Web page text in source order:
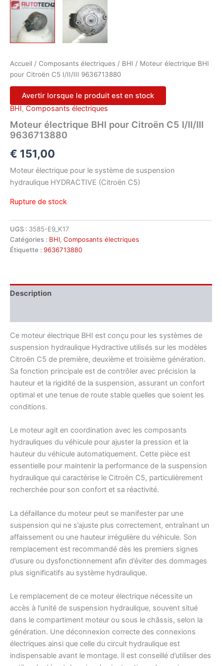
Accueil / Composants électriques / BHI / Moteur électrique BHI
pour Citroën C5 I/II/III 9636713880
Avertir lorsque le produit est en stock
BHI, Composants électriques
Moteur électrique BHI pour Citroën C5 I/II/III
9636713880
€ 151,00
Moteur électrique pour le système de suspension
hydraulique HYDRACTIVE (Citroën C5)
Rupture de stock
UGS : 3585-E9_K17
Catégories : BHI, Composants électriques
Étiquette : 9636713880
Description
Ce moteur électrique BHI est conçu pour les systèmes de
suspension hydraulique Hydractive utilisés sur les modèles
Citroën C5 de première, deuxième et troisième génération.
Sa fonction principale est de contrôler avec précision la
hauteur et la rigidité de la suspension, assurant un confort
optimal et une tenue de route stable quelles que soient les
conditions.
Le moteur agit en coordination avec les composants
hydrauliques du véhicule pour ajuster la pression et la
hauteur du véhicule automatiquement. Cette pièce est
essentielle pour maintenir la performance de la suspension
hydraulique qui caractérise le Citroën C5, particulièrement
recherchée pour son confort et sa réactivité.
La défaillance du moteur peut se manifester par une
suspension qui ne s’ajuste plus correctement, entraînant un
affaissement ou une hauteur irrégulière du véhicule. Son
remplacement est recommandé dès les premiers signes
d’usure ou dysfonctionnement afin d’éviter des dommages
plus significatifs au système hydraulique.
Le remplacement de ce moteur électrique nécessite un
accès à l’unité de suspension hydraulique, souvent situé
dans le compartiment moteur ou sous le châssis, selon la
génération. Une déconnexion correcte des connexions
électriques ainsi que celle du circuit hydraulique est
indispensable avant le montage. Il est conseillé d’utiliser des